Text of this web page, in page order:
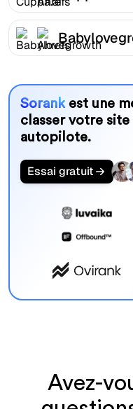
Sorankest une
classer votre site
autopilote.
Essai gratuit
Avez-